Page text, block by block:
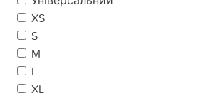
XS
S
M
L
XL